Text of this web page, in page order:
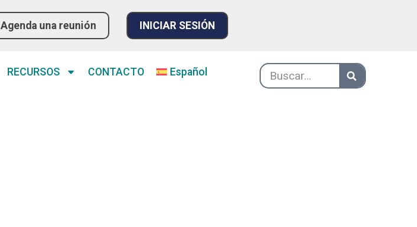
Agenda una reunión INICIAR SESIÓN
RECURSOS CONTACTO Español